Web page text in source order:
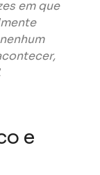
em que
e